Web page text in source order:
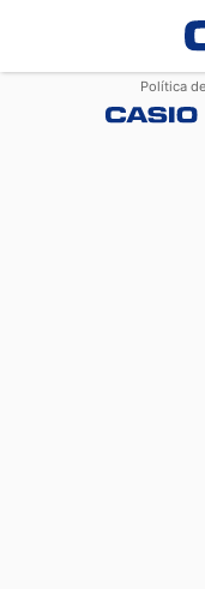
Política